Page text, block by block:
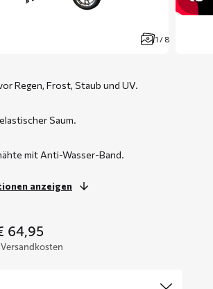
1 / 8
Regen, Frost, Staub und UV.
Saum.
mit Anti-Wasser-Band.
anzeigen
64,95Price
range: